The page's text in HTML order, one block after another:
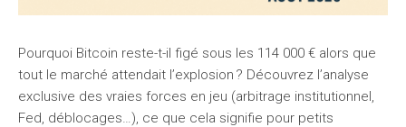
Pourquoi Bitcoin reste-t-il figé sous les 114 000 € alors que
tout le marché attendait l’explosion ? Découvrez l’analyse
exclusive des vraies forces en jeu (arbitrage institutionnel,
Fed, déblocages…), ce que cela signifie pour petits